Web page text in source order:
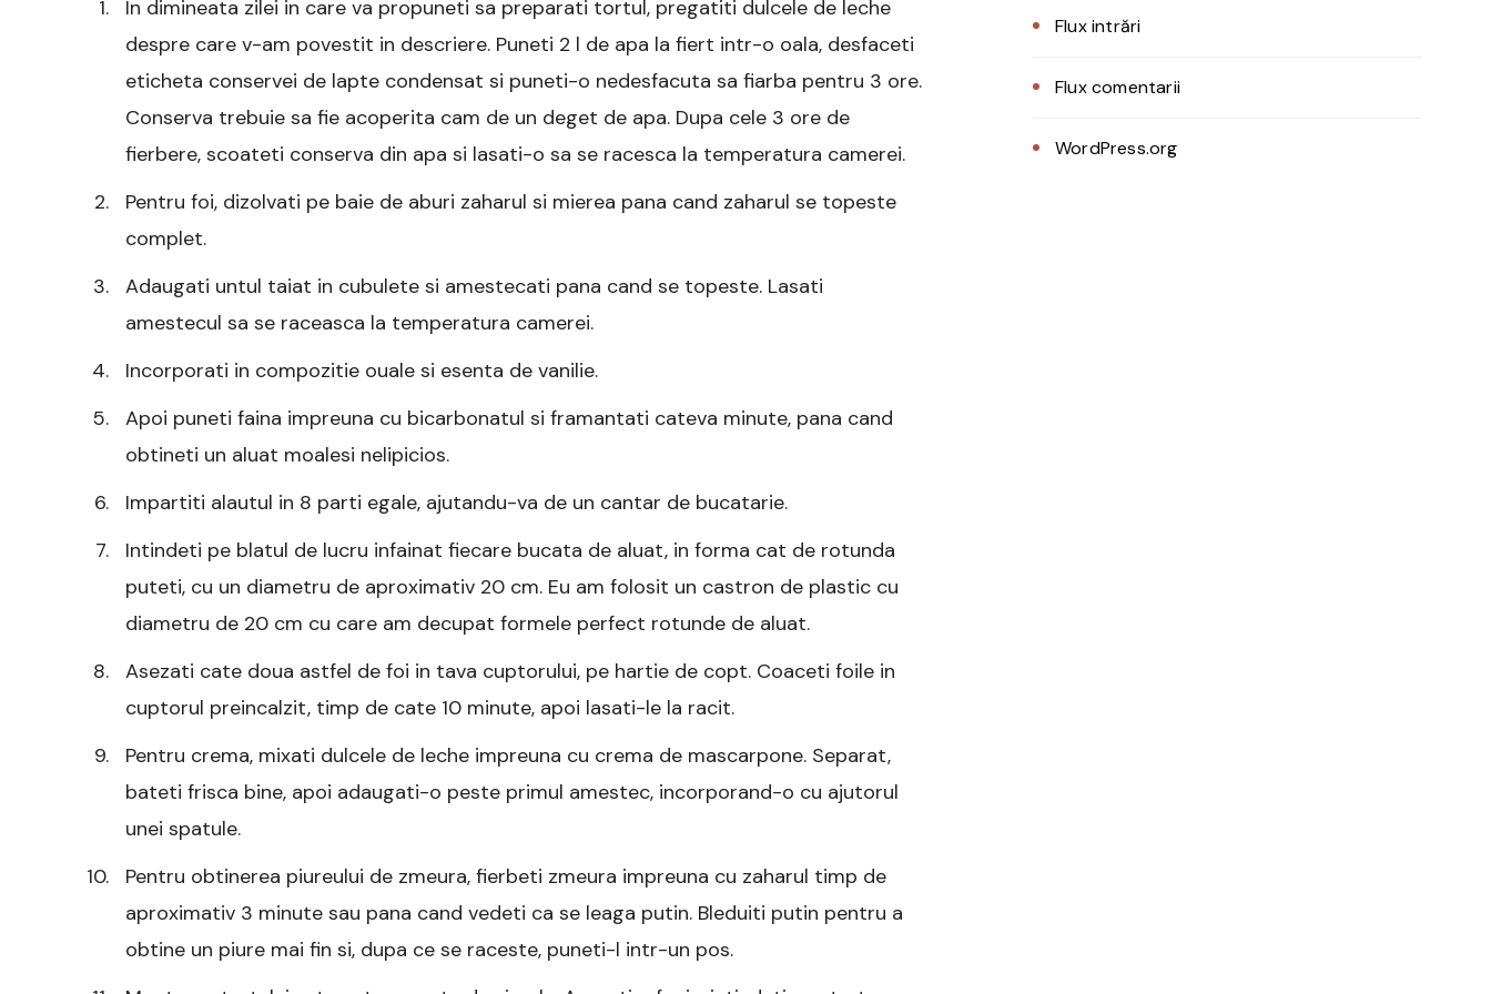
In dimineata zilei in care va propuneti sa preparati tortul, pregatiti dulcele de leche
despre care v-am povestit in descriere. Puneti 2 l de apa la fiert intr-o oala, desfaceti
eticheta conservei de lapte condensat si puneti-o nedesfacuta sa fiarba pentru 3 ore.
Conserva trebuie sa fie acoperita cam de un deget de apa. Dupa cele 3 ore de
fierbere, scoateti conserva din apa si lasati-o sa se racesca la temperatura camerei.
Pentru foi, dizolvati pe baie de aburi zaharul si mierea pana cand zaharul se topeste
complet.
Adaugati untul taiat in cubulete si amestecati pana cand se topeste. Lasati
amestecul sa se raceasca la temperatura camerei.
Incorporati in compozitie ouale si esenta de vanilie.
Apoi puneti faina impreuna cu bicarbonatul si framantati cateva minute, pana cand
obtineti un aluat moalesi nelipicios.
Impartiti alautul in 8 parti egale, ajutandu-va de un cantar de bucatarie.
Intindeti pe blatul de lucru infainat fiecare bucata de aluat, in forma cat de rotunda
puteti, cu un diametru de aproximativ 20 cm. Eu am folosit un castron de plastic cu
diametru de 20 cm cu care am decupat formele perfect rotunde de aluat.
Asezati cate doua astfel de foi in tava cuptorului, pe hartie de copt. Coaceti foile in
cuptorul preincalzit, timp de cate 10 minute, apoi lasati-le la racit.
Pentru crema, mixati dulcele de leche impreuna cu crema de mascarpone. Separat,
bateti frisca bine, apoi adaugati-o peste primul amestec, incorporand-o cu ajutorul
unei spatule.
Pentru obtinerea piureului de zmeura, fierbeti zmeura impreuna cu zaharul timp de
aproximativ 3 minute sau pana cand vedeti ca se leaga putin. Bleduiti putin pentru a
obtine un piure mai fin si, dupa ce se raceste, puneti-l intr-un pos.
Flux intrări
Flux comentarii
WordPress.org